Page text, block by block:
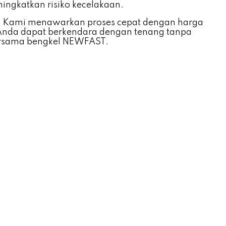
risiko kecelakaan.
menawarkan proses cepat dengan harga
dapat berkendara dengan tenang tanpa
bengkel NEWFAST.